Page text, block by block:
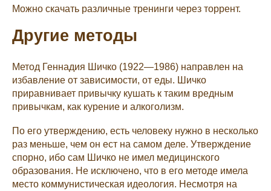
Можно скачать различные тренинги через торрент.
Другие методы
Метод Геннадия Шичко (1922—1986) направлен на
избавление от зависимости, от еды. Шичко
приравнивает привычку кушать к таким вредным
привычкам, как курение и алкоголизм.
По его утверждению, есть человеку нужно в несколько
раз меньше, чем он ест на самом деле. Утверждение
спорно, ибо сам Шичко не имел медицинского
образования. Не исключено, что в его методе имела
место коммунистическая идеология. Несмотря на